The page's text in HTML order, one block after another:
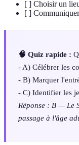
[ ] Choisir un
[ ]
🧠 Quiz rapide :
- A) Célébrer les
- B) Marquer
- C) Identifier les
Réponse : B — Le
passage à l'âge